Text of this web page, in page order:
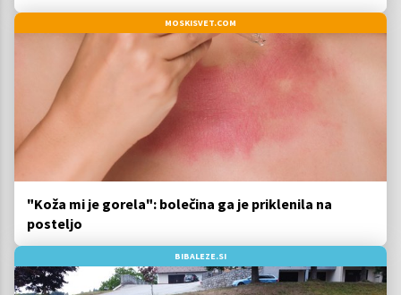
MOSKISVET.COM
"Koža mi je gorela": bolečina ga je priklenila na
posteljo
BIBALEZE.SI